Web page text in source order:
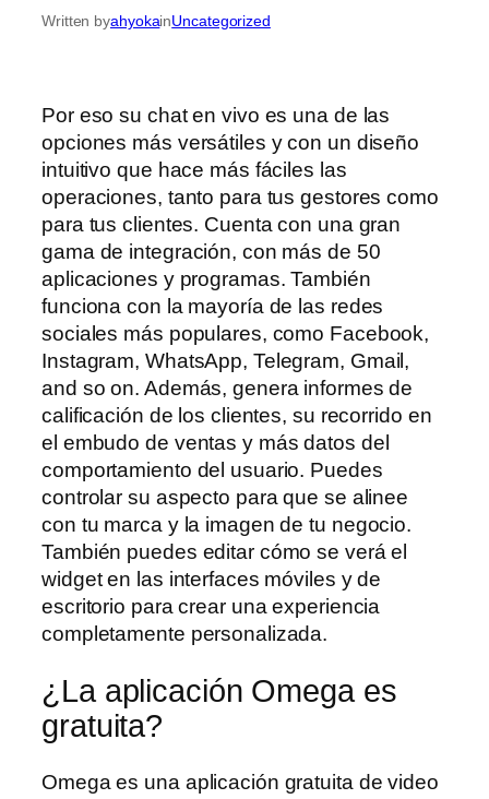
Written byahyokainUncategorized
Por eso su chat en vivo es una de las
opciones más versátiles y con un diseño
intuitivo que hace más fáciles las
operaciones, tanto para tus gestores como
para tus clientes. Cuenta con una gran
gama de integración, con más de 50
aplicaciones y programas. También
funciona con la mayoría de las redes
sociales más populares, como Facebook,
Instagram, WhatsApp, Telegram, Gmail,
and so on. Además, genera informes de
calificación de los clientes, su recorrido en
el embudo de ventas y más datos del
comportamiento del usuario. Puedes
controlar su aspecto para que se alinee
con tu marca y la imagen de tu negocio.
También puedes editar cómo se verá el
widget en las interfaces móviles y de
escritorio para crear una experiencia
completamente personalizada.
¿La aplicación Omega es
gratuita?
Omega es una aplicación gratuita de video